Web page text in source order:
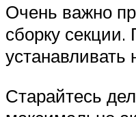
Очень важно
сборку секции.
Старайтесь